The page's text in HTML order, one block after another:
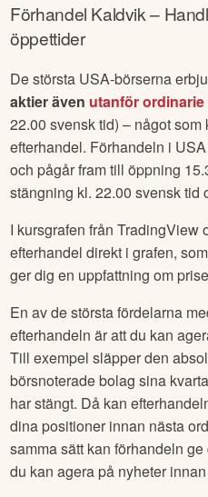
Förhandel Kaldvik–
öppettider
De största USA-börserna
aktier även utanför
22.00 svensk tid) – något
efterhandel. Förhandeln i
och pågår fram till öppning
stängning kl. 22.00 svensk tid
I kursgrafen från TradingView
efterhandel direkt i grafen,
ger dig en uppfattning om
En av de största fördelarna
efterhandeln är att du kan
Till exempel släpper den
börsnoterade bolag sina
har stängt. Då kan
dina positioner innan nästa
samma sätt kan förhandeln
du kan agera på nyheter